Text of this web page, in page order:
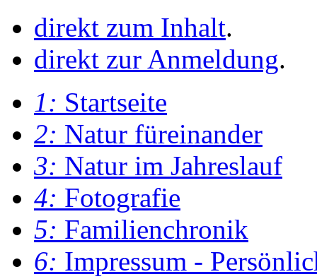
direkt zum Inhalt.
direkt zur Anmeldung.
1: Startseite
2: Natur füreinander
3: Natur im Jahreslauf
4: Fotografie
5: Familienchronik
6: Impressum -